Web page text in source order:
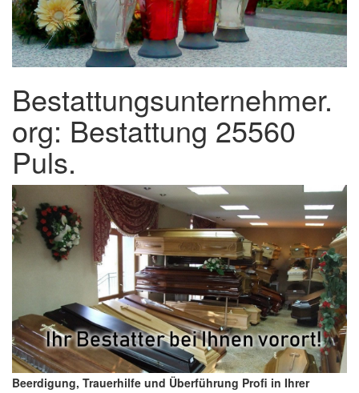
Bestattungsunternehmer.
org: Bestattung 25560
Puls.
Beerdigung, Trauerhilfe und Überführung Profi in Ihrer